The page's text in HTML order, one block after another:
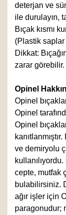
deterjan ve
ile durulayın,
Bıçak kısmı
(Plastik saplar
Dikkat:
zarar görebilir.
Opinel
Opinel
Opinel
Opinel
ve demiryolu
cepte, mutfak
bulabilirsiniz.
ağır işler için
paragonudur;